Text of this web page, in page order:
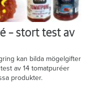
– stort test av
kan bilda mögelgifter
av 14 tomatpuréer
produkter.